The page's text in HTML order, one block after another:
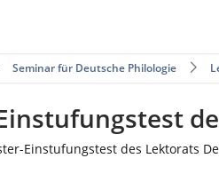
Seminar für Deutsche Philologie
Einstufungstest des Lektorats